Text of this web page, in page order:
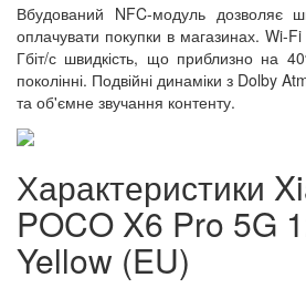
Вбудований NFC-модуль дозволяє
оплачувати покупки в магазинах. Wi-
Гбіт/с швидкість, що приблизно на
поколінні. Подвійні динаміки з Dolby
та об'ємне звучання контенту.
Характеристики
POCO X6 Pro 5G
Yellow (EU)